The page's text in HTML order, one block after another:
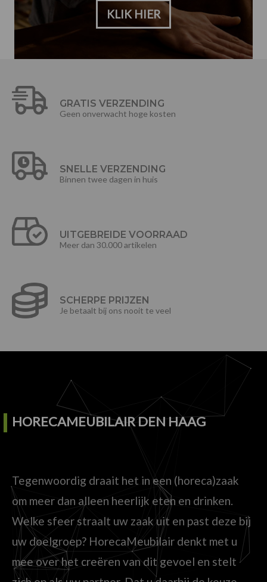
KLIK HIER
GRATIS VERZENDING
Geen onverwacht hoge kosten
SNELLE VERZENDING
Binnen twee dagen in huis
UITGEBREIDE VOORRAAD
Meer dan 30.000 artikelen
SCHERPE PRIJZEN
Je betaalt bij ons nooit te veel
HORECAMEUBILAIR DEN HAAG
Tegenwoordig draait het in een (horeca)zaak
om meer dan alleen heerlijk eten en drinken.
Welke sfeer straalt uw zaak uit en past deze bij
uw doelgroep? HorecaMeubilair denkt met u
mee over het creëren van dit gevoel en stelt